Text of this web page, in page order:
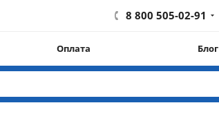
8 800 505-02-91
Оплата Блог